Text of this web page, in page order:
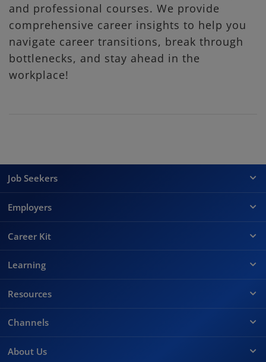
and professional courses. We provide
comprehensive career insights to help you
navigate career transitions, break through
bottlenecks, and stay ahead in the
workplace!
Job Seekers
Employers
Career Kit
Learning
Resources
Channels
About Us